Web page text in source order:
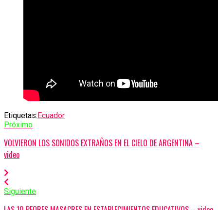
Etiquetas:Ecuador
Próximo
VOLVIERON LOS SONIDOS EXTRAÑOS EN EL CIELO DE ARGENTINA –
video
Siguiente